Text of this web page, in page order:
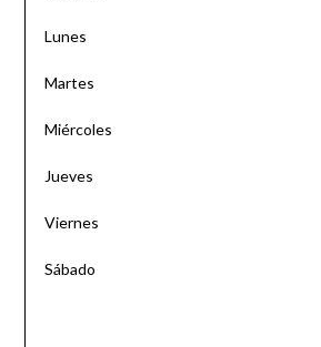
Lunes
Martes
Miércoles
Jueves
Viernes
Sábado